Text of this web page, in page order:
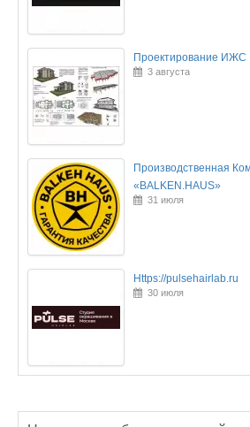
Проектирование ИЖС
3 августа
Производственная
«BALKEN.HAUS»
31 июля
Https://pulsehairlab.ru
30 июля